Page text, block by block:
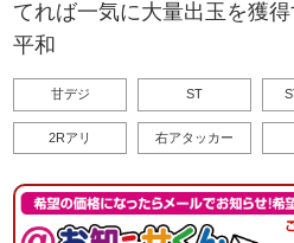
てれば一気に大量出玉を獲
平和
甘デジ ST
2Rアリ 右アタッカー